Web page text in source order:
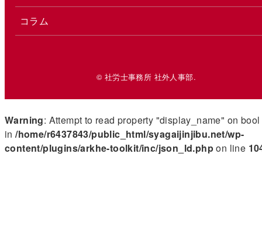
コラム
© 社労士事務所 社外人事部.
Warning: Attempt to read property "display_name" on bool
in/home/r6437843/public_html/syagaijinjibu.net/wp-
content/plugins/arkhe-toolkit/inc/json_ld.phpon line